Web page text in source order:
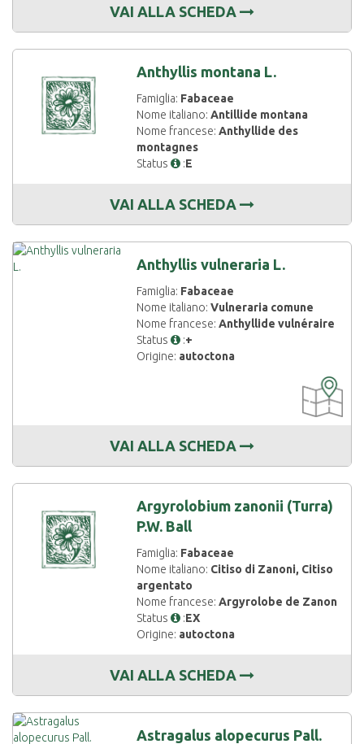
VAI ALLA SCHEDA
Anthyllis montana L.
Famiglia: Fabaceae
Nome italiano:Antillide montana
Nome francese:Anthyllide des
montagnes
Status
:E
VAI ALLA SCHEDA
Anthyllis vulneraria L.
Famiglia: Fabaceae
Nome italiano:Vulneraria comune
Nome francese:Anthyllide vulnéraire
Status
:+
Origine: autoctona
DISPONIBILE
VAI ALLA SCHEDA
Argyrolobium zanonii (Turra)
P.W. Ball
Famiglia: Fabaceae
Nome italiano: Citiso di Zanoni, Citiso
argentato
Nome francese:Argyrolobe de Zanon
Status
:EX
Origine: autoctona
VAI ALLA SCHEDA
Astragalus alopecurus Pall.